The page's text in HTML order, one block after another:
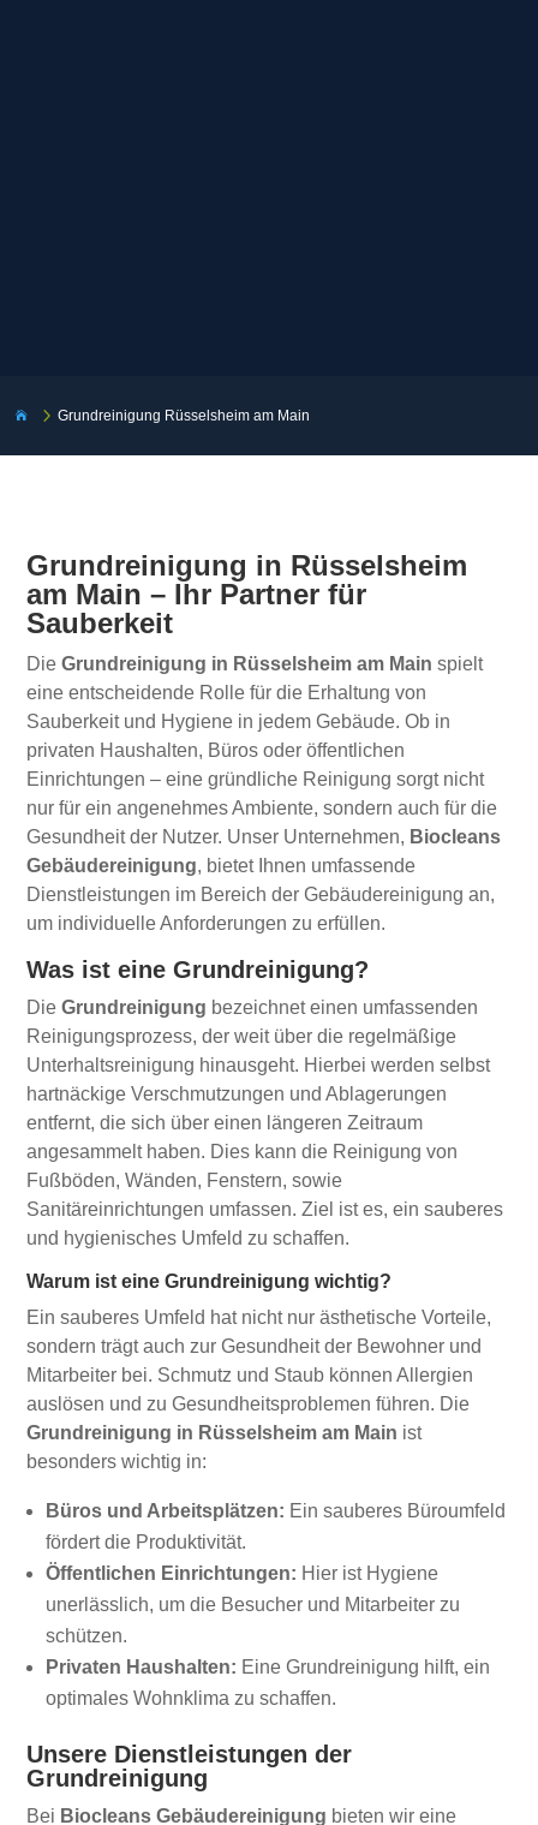
 5Grundreinigung Rüsselsheim am Main
Grundreinigung in Rüsselsheim
am Main – Ihr Partner für
Sauberkeit
DieGrundreinigung in Rüsselsheim am Main spielt
eine entscheidende Rolle für die Erhaltung von
Sauberkeit und Hygiene in jedem Gebäude. Ob in
privaten Haushalten, Büros oder öffentlichen
Einrichtungen – eine gründliche Reinigung sorgt nicht
nur für ein angenehmes Ambiente, sondern auch für die
Gesundheit der Nutzer. Unser Unternehmen, Biocleans
Gebäudereinigung, bietet Ihnen umfassende
Dienstleistungen im Bereich der Gebäudereinigung an,
um individuelle Anforderungen zu erfüllen.
Was ist eine Grundreinigung?
DieGrundreinigung bezeichnet einen umfassenden
Reinigungsprozess, der weit über die regelmäßige
Unterhaltsreinigung hinausgeht. Hierbei werden selbst
hartnäckige Verschmutzungen und Ablagerungen
entfernt, die sich über einen längeren Zeitraum
angesammelt haben. Dies kann die Reinigung von
Fußböden, Wänden, Fenstern, sowie
Sanitäreinrichtungen umfassen. Ziel ist es, ein sauberes
und hygienisches Umfeld zu schaffen.
Warum ist eine Grundreinigung wichtig?
Ein sauberes Umfeld hat nicht nur ästhetische Vorteile,
sondern trägt auch zur Gesundheit der Bewohner und
Mitarbeiter bei. Schmutz und Staub können Allergien
auslösen und zu Gesundheitsproblemen führen. Die
Grundreinigung in Rüsselsheim am Main ist
besonders wichtig in:
Büros und Arbeitsplätzen: Ein sauberes Büroumfeld
fördert die Produktivität.
Öffentlichen Einrichtungen: Hier ist Hygiene
unerlässlich, um die Besucher und Mitarbeiter zu
schützen.
Privaten Haushalten: Eine Grundreinigung hilft, ein
optimales Wohnklima zu schaffen.
Unsere Dienstleistungen der
Grundreinigung
Bei Biocleans Gebäudereinigung bieten wir eine